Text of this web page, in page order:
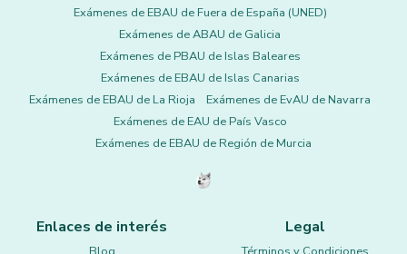
Exámenes de EBAU de Fuera de España (UNED)
Exámenes de ABAU de Galicia
Exámenes de PBAU de Islas Baleares
Exámenes de EBAU de Islas Canarias
Exámenes de EBAU de La Rioja
Exámenes de EvAU de Navarra
Exámenes de EAU de País Vasco
Exámenes de EBAU de Región de Murcia
Enlaces de interés Legal